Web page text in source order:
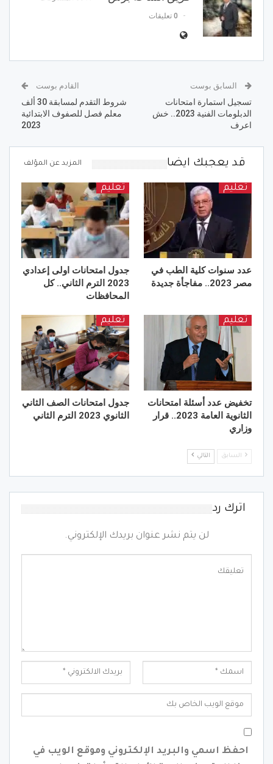
0 تعليقات
السابق بوست
تسجيل استمارة امتحانات
الدبلومات الفنية 2023.. خش
اعرف
القادم بوست
شروط التقدم لمسابقة 30 ألف
معلم فصل للصفوف الابتدائية
2023
قد يعجبك ايضا المزيد عن المؤلف
تعليم
عدد سنوات كلية الطب في
مصر 2023.. مفاجأة جديدة
تعليم
جدول امتحانات اولى إعدادي
2023 الترم الثاني.. كل
المحافظات
تعليم
تخفيض عدد أسئلة امتحانات
الثانوية العامة 2023.. قرار
وزاري
تعليم
جدول امتحانات الصف الثاني
الثانوي 2023 الترم الثاني
السابق التالي
اترك رد
لن يتم نشر عنوان بريدك الإلكتروني.
احفظ اسمي والبريد الإلكتروني وموقع الويب في